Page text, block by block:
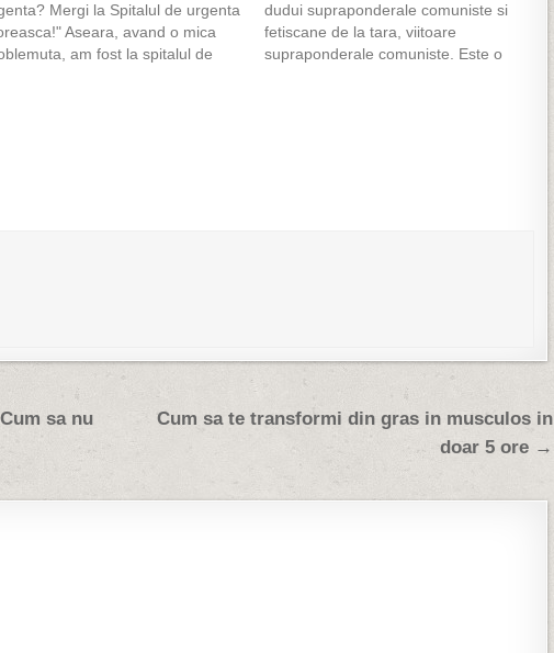
Mergi la Spitalul de urgenta
Aseara, avand o mica
am fost la spitalul de
dudui supraponderale comuniste si
fetiscane de la tara, viitoare
supraponderale comuniste. Este o
Cum sa te transformi din gras in musculos in
doar 5 ore →
sa nu